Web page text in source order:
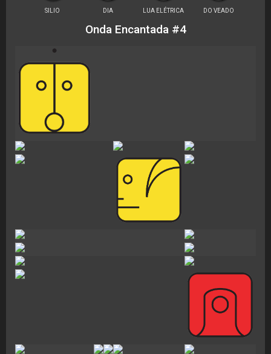
SILIO DIA LUA ELÉTRICA DO VEADO
Onda Encantada #4